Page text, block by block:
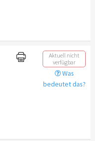
Aktuell nicht
verfügbar
Was
bedeutet das?